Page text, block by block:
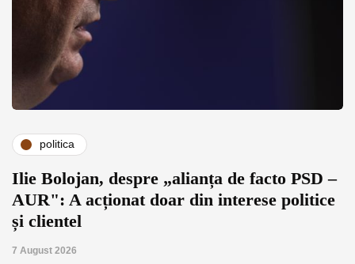
politica
Ilie Bolojan, despre „alianța de facto PSD –
AUR": A acționat doar din interese politice
și clientel
7 August 2026